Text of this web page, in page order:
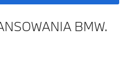
BMW.